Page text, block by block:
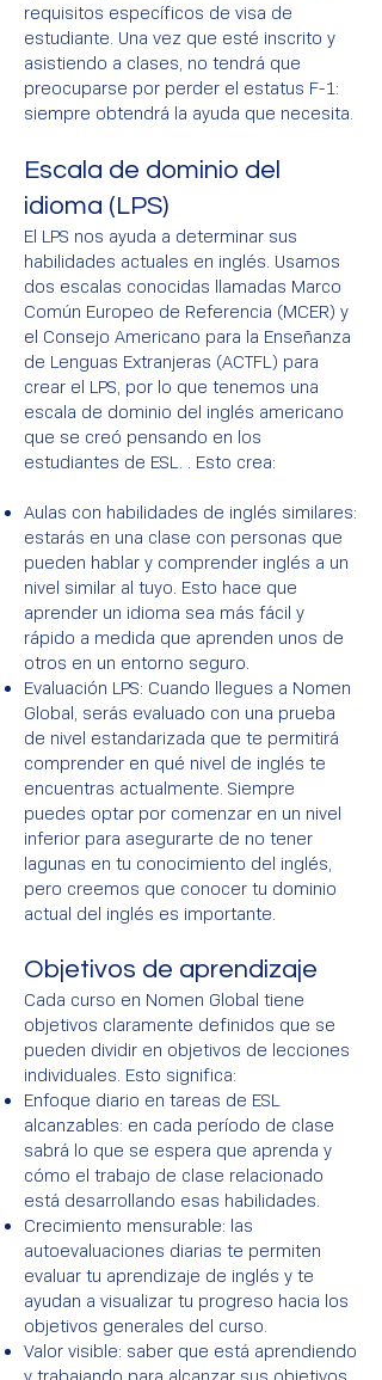
requisitos específicos de visa de
estudiante. Una vez que esté inscrito y
asistiendo a clases, no tendrá que
preocuparse por perder el estatus F-1:
siempre obtendrá la ayuda que necesita.
Escala de dominio del
idioma (LPS)
El LPS nos ayuda a determinar sus
habilidades actuales en inglés. Usamos
dos escalas conocidas llamadas Marco
Común Europeo de Referencia (MCER) y
el Consejo Americano para la Enseñanza
de Lenguas Extranjeras (ACTFL) para
crear el LPS, por lo que tenemos una
escala de dominio del inglés americano
que se creó pensando en los
estudiantes de ESL. . Esto crea:
Aulas con habilidades de inglés similares:
estarás en una clase con personas que
pueden hablar y comprender inglés a un
nivel similar al tuyo. Esto hace que
aprender un idioma sea más fácil y
rápido a medida que aprenden unos de
otros en un entorno seguro.
Evaluación LPS: Cuando llegues a Nomen
Global, serás evaluado con una prueba
de nivel estandarizada que te permitirá
comprender en qué nivel de inglés te
encuentras actualmente. Siempre
puedes optar por comenzar en un nivel
inferior para asegurarte de no tener
lagunas en tu conocimiento del inglés,
pero creemos que conocer tu dominio
actual del inglés es importante.
Objetivos de aprendizaje
Cada curso en Nomen Global tiene
objetivos claramente definidos que se
pueden dividir en objetivos de lecciones
individuales. Esto significa:
Enfoque diario en tareas de ESL
alcanzables: en cada período de clase
sabrá lo que se espera que aprenda y
cómo el trabajo de clase relacionado
está desarrollando esas habilidades.
Crecimiento mensurable: las
autoevaluaciones diarias te permiten
evaluar tu aprendizaje de inglés y te
ayudan a visualizar tu progreso hacia los
objetivos generales del curso.
Valor visible: saber que está aprendiendo